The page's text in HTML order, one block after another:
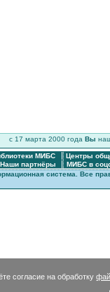
c 17 марта 2000 годаВы
МИБС
Центры
Наши партнёры
МИБС в
система. Все
согласие на обработку